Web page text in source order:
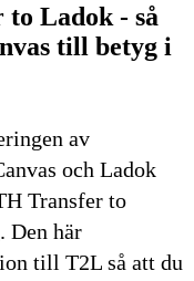
Ladok - så
till betyg i
av
och Ladok
Transfer to
Den här
till T2L så att du